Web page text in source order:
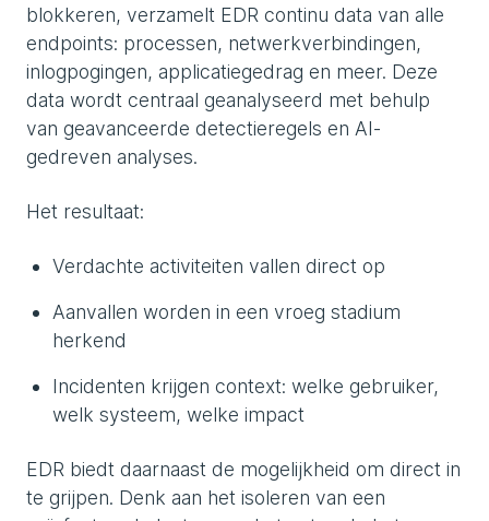
blokkeren, verzamelt EDR continu data van alle
endpoints: processen, netwerkverbindingen,
inlogpogingen, applicatiegedrag en meer. Deze
data wordt centraal geanalyseerd met behulp
van geavanceerde detectieregels en AI-
gedreven analyses.
Het resultaat:
Verdachte activiteiten vallen direct op
Aanvallen worden in een vroeg stadium
herkend
Incidenten krijgen context: welke gebruiker,
welk systeem, welke impact
EDR biedt daarnaast de mogelijkheid om direct in
te grijpen. Denk aan het isoleren van een